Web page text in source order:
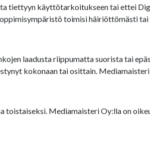
tiettyyn käyttötarkoitukseen tai ettei
toimisi häiriöttömästi
laadusta riippumatta suorista tai
kokonaan tai osittain.
toistaiseksi. Mediamaisteri Oy:lla on